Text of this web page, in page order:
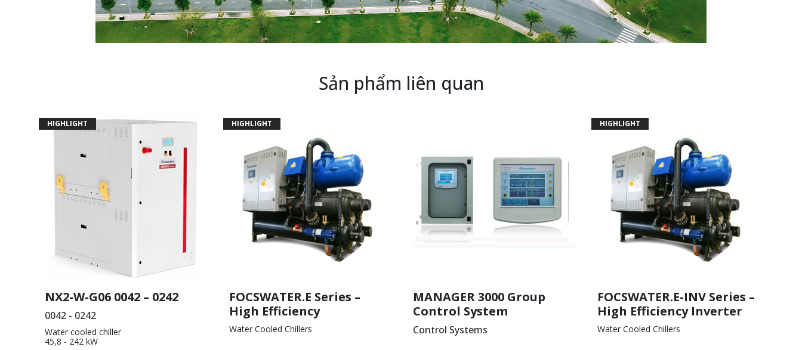
Sản phẩm liên quan
HIGHLIGHT
NX2-W-G06 0042 – 0242
0042 - 0242
Water cooled chiller
45,8 - 242 kW
HIGHLIGHT
FOCSWATER.E Series –
High Efficiency
Water Cooled Chillers
MANAGER 3000 Group
Control System
Control Systems
HIGHLIGHT
FOCSWATER.E-INV Series –
High Efficiency Inverter
Water Cooled Chillers